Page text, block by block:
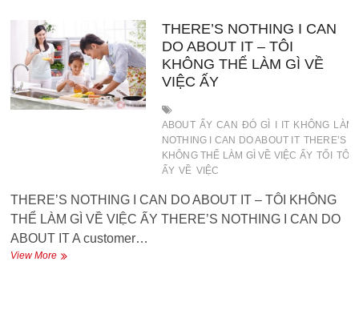
TO
BE
A
HUNDRED
–
TẠI
MỘT
TRĂM
THERE’S NOTHING I CAN
DO ABOUT IT – TÔI
KHÔNG THỂ LÀM GÌ VỀ
VIỆC ẤY
ABOUT ẤY CAN ĐÓ GÌ IT KHÔNG LÀM
NOTHING I CAN DO ABOUT IT THERE’S
KHÔNG THỂ LÀM GÌ VỀ VIỆC ẤY TỐI
TÔI
ẤY VỀ VIỆC
THERE’S NOTHING I CAN DO ABOUT IT – TÔI KHÔNG
THỂ LÀM GÌ VỀ VIỆC ẤY THERE’S NOTHING I CAN DO
ABOUT IT A customer…
View MoreTHERE’S